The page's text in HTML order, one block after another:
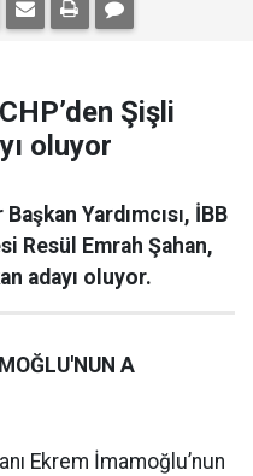
Şişli
oluyor
Yardımcısı, İBB
Resül Emrah Şahan,
adayı oluyor.
A
Ekrem İmamoğlu’nun